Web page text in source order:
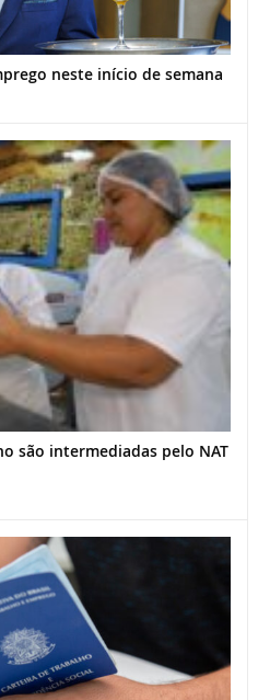
neste início de semana
são intermediadas pelo NAT